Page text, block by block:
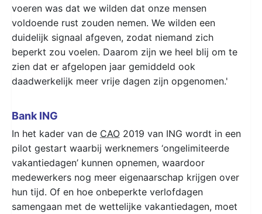
voeren was dat we wilden dat onze mensen
voldoende rust zouden nemen. We wilden een
duidelijk signaal afgeven, zodat niemand zich
beperkt zou voelen. Daarom zijn we heel blij om te
zien dat er afgelopen jaar gemiddeld ook
daadwerkelijk meer vrije dagen zijn opgenomen.'
Bank ING
In het kader van de CAO 2019 van ING wordt in een
pilot gestart waarbij werknemers ‘ongelimiteerde
vakantiedagen’ kunnen opnemen, waardoor
medewerkers nog meer eigenaarschap krijgen over
hun tijd. Of en hoe onbeperkte verlofdagen
samengaan met de wettelijke vakantiedagen, moet